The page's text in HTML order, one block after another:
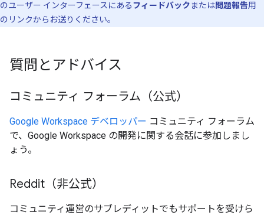
のユーザー インターフェースにあるフィードバックまたは問題報告用
のリンクからお送りください。
質問とアドバイス
コミュニティ フォーラム（公式）
Google Workspace デベロッパー コミュニティ フォーラム
で、Google Workspace の開発に関する会話に参加しまし
ょう。
Reddit（非公式）
コミュニティ運営のサブレディットでもサポートを受けら